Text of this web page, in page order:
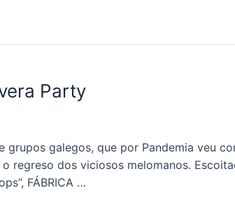
Party
galegos, que por Pandemia veu
regreso dos viciosos melomanos.
FÁBRICA …